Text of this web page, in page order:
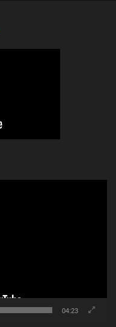
04:23